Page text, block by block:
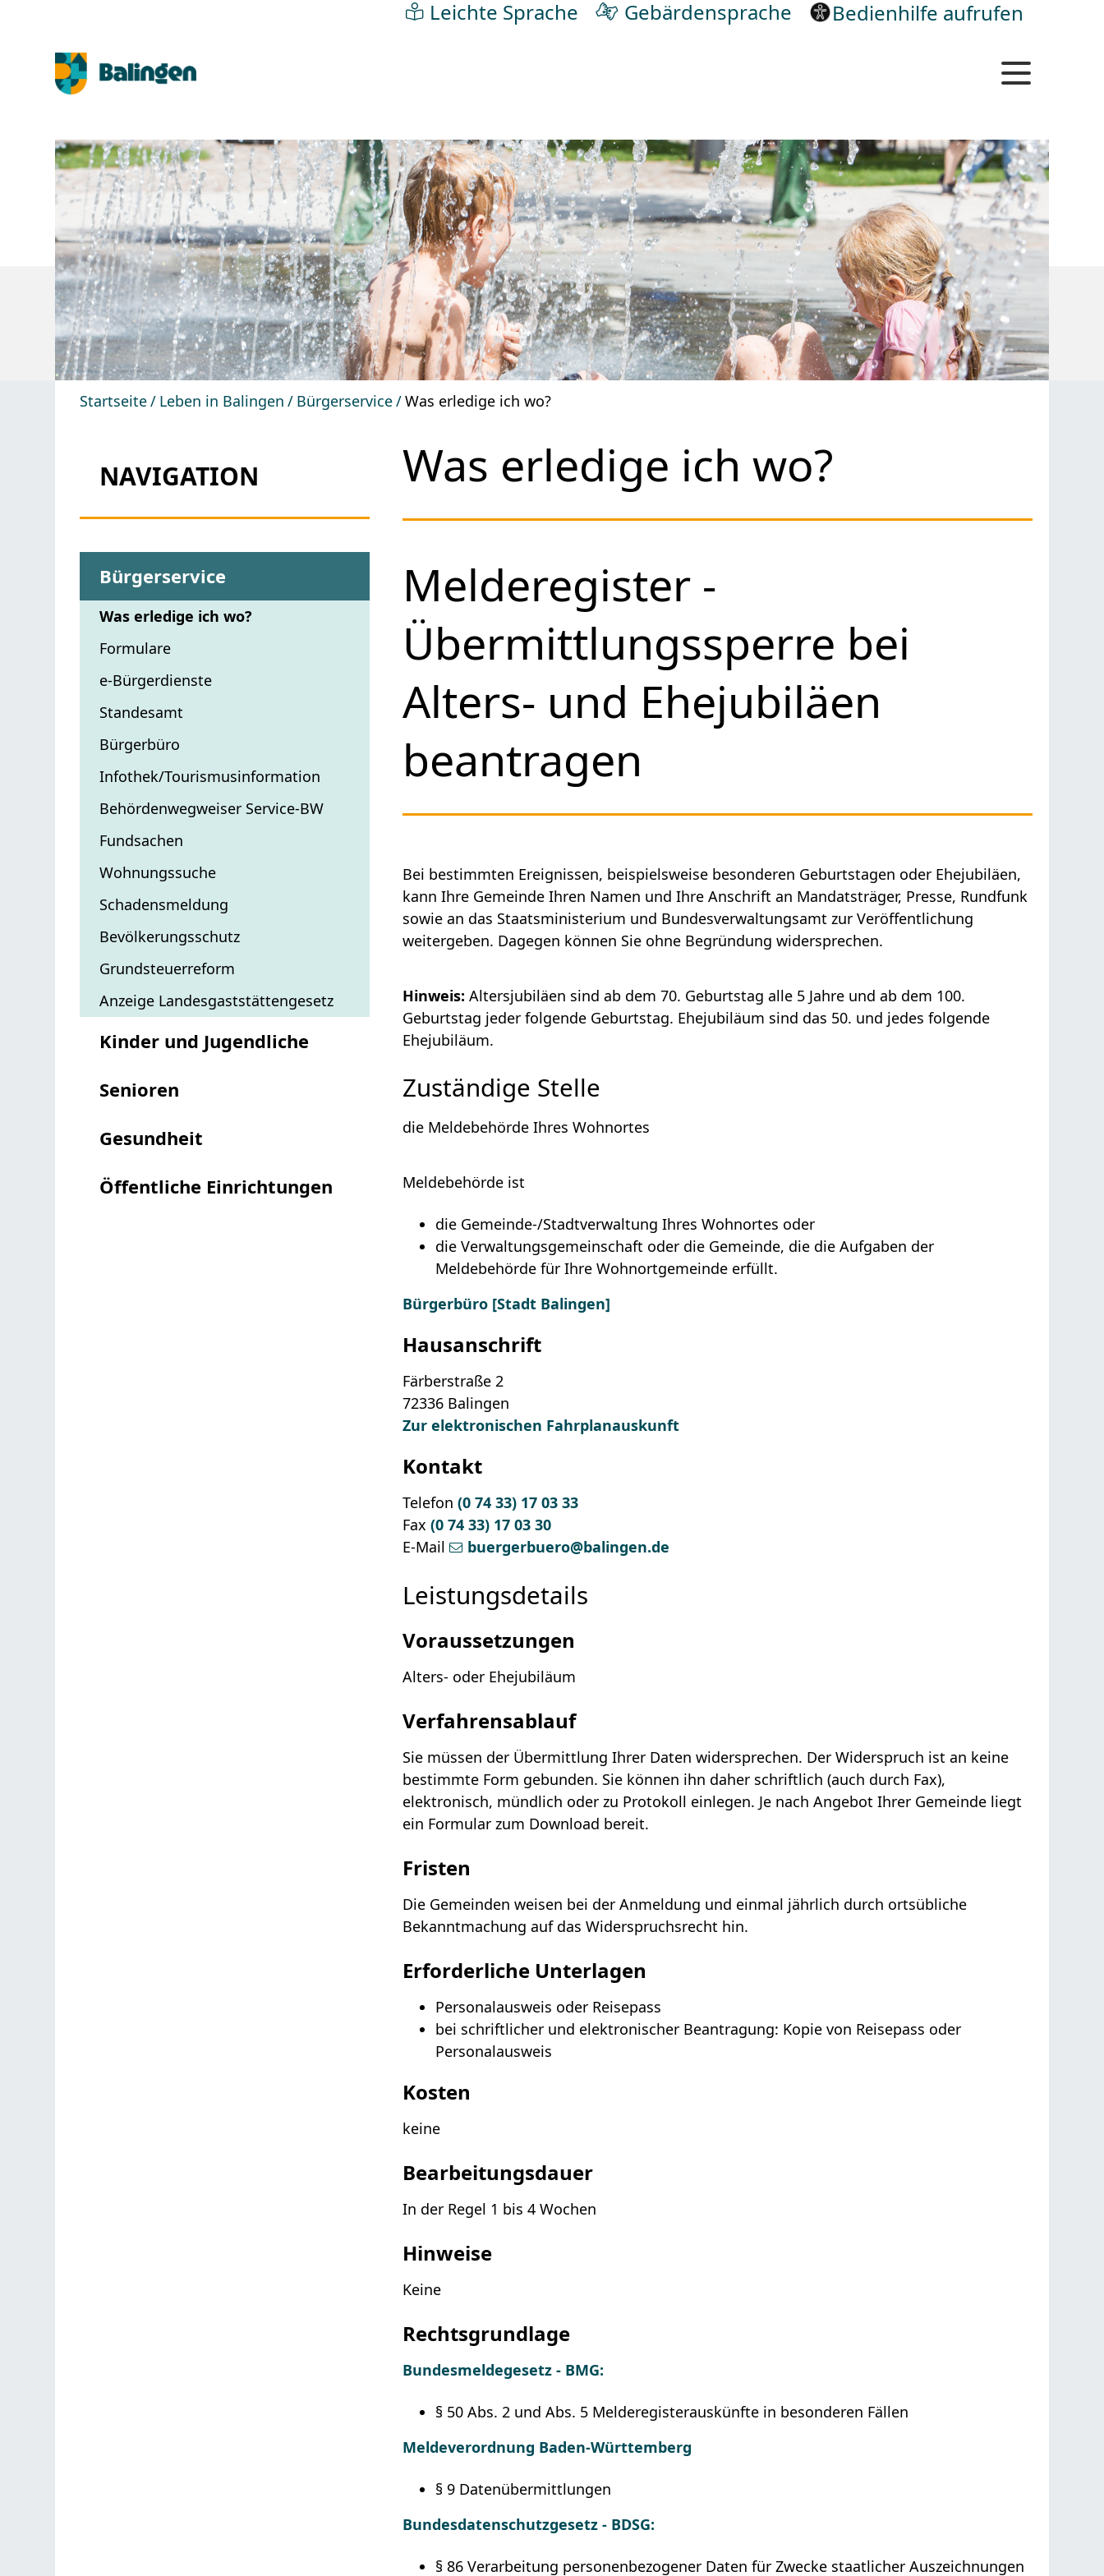
Leichte Sprache Gebärdensprache Bedienhilfe aufrufen
Startseite Leben in Balingen Bürgerservice Was erledige ich wo?
NAVIGATION
Bürgerservice
Was erledige ich wo?
Formulare
e-Bürgerdienste
Standesamt
Bürgerbüro
Infothek/Tourismusinformation
Behördenwegweiser Service-BW
Fundsachen
Wohnungssuche
Schadensmeldung
Bevölkerungsschutz
Grundsteuerreform
Anzeige Landesgaststättengesetz
Kinder und Jugendliche
Senioren
Gesundheit
Öffentliche Einrichtungen
Was erledige ich wo?
Melderegister -
Übermittlungssperre bei
Alters- und Ehejubiläen
beantragen
Bei bestimmten Ereignissen, beispielsweise besonderen Geburtstagen oder Ehejubiläen,
kann Ihre Gemeinde Ihren Namen und Ihre Anschrift an Mandatsträger, Presse, Rundfunk
sowie an das Staatsministerium und Bundesverwaltungsamt zur Veröffentlichung
weitergeben. Dagegen können Sie ohne Begründung widersprechen.
Hinweis: Altersjubiläen sind ab dem 70. Geburtstag alle 5 Jahre und ab dem 100.
Geburtstag jeder folgende Geburtstag. Ehejubiläum sind das 50. und jedes folgende
Ehejubiläum.
Zuständige Stelle
die Meldebehörde Ihres Wohnortes
Meldebehörde ist
die Gemeinde-/Stadtverwaltung Ihres Wohnortes oder
die Verwaltungsgemeinschaft oder die Gemeinde, die die Aufgaben der
Meldebehörde für Ihre Wohnortgemeinde erfüllt.
Bürgerbüro [Stadt Balingen]
Hausanschrift
Färberstraße 2
72336 Balingen
Zur elektronischen Fahrplanauskunft
Kontakt
Telefon (0 74 33) 17 03 33
Fax (0 74 33) 17 03 30
E-Mail
buergerbuero@balingen.de
Leistungsdetails
Voraussetzungen
Alters- oder Ehejubiläum
Verfahrensablauf
Sie müssen der Übermittlung Ihrer Daten widersprechen. Der Widerspruch ist an keine
bestimmte Form gebunden. Sie können ihn daher schriftlich (auch durch Fax),
elektronisch, mündlich oder zu Protokoll einlegen. Je nach Angebot Ihrer Gemeinde liegt
ein Formular zum Download bereit.
Fristen
Die Gemeinden weisen bei der Anmeldung und einmal jährlich durch ortsübliche
Bekanntmachung auf das Widerspruchsrecht hin.
Erforderliche Unterlagen
Personalausweis oder Reisepass
bei schriftlicher und elektronischer Beantragung: Kopie von Reisepass oder
Personalausweis
Kosten
keine
Bearbeitungsdauer
In der Regel 1 bis 4 Wochen
Hinweise
Keine
Rechtsgrundlage
Bundesmeldegesetz - BMG:
§ 50 Abs. 2 und Abs. 5 Melderegisterauskünfte in besonderen Fällen
Meldeverordnung Baden-Württemberg
§ 9 Datenübermittlungen
Bundesdatenschutzgesetz - BDSG:
§ 86 Verarbeitung personenbezogener Daten für Zwecke staatlicher Auszeichnungen